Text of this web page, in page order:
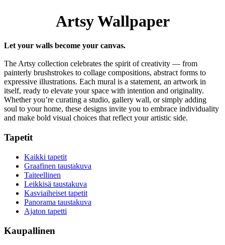
Artsy Wallpaper
Let your walls become your canvas.
The Artsy collection celebrates the spirit of creativity — from
painterly brushstrokes to collage compositions, abstract forms to
expressive illustrations. Each mural is a statement, an artwork in
itself, ready to elevate your space with intention and originality.
Whether you’re curating a studio, gallery wall, or simply adding
soul to your home, these designs invite you to embrace individuality
and make bold visual choices that reflect your artistic side.
Tapetit
Kaikki tapetit
Graafinen taustakuva
Taiteellinen
Leikkisä taustakuva
Kasviaiheiset tapetit
Panorama taustakuva
Ajaton tapetti
Kaupallinen